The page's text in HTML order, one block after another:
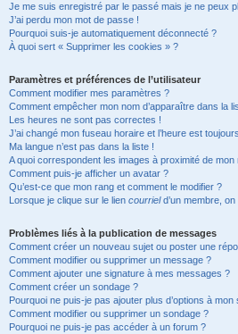
Je me suis enregistré par le passé mais je ne peux
J’ai perdu mon mot de passe !
Pourquoi suis-je automatiquement déconnecté ?
À quoi sert « Supprimer les cookies » ?
Paramètres et préférences de l’utilisateur
Comment modifier mes paramètres ?
Comment empêcher mon nom d’apparaître dans la
Les heures ne sont pas correctes !
J’ai changé mon fuseau horaire et l’heure est
Ma langue n’est pas dans la liste !
A quoi correspondent les images à proximité de mon
Comment puis-je afficher un avatar ?
Qu’est-ce que mon rang et comment le modifier ?
Lorsque je clique sur le lien courrield’un membre,
Problèmes liés à la publication de messages
Comment créer un nouveau sujet ou poster une
Comment modifier ou supprimer un message ?
Comment ajouter une signature à mes messages ?
Comment créer un sondage ?
Pourquoi ne puis-je pas ajouter plus d’options à mon
Comment modifier ou supprimer un sondage ?
Pourquoi ne puis-je pas accéder à un forum ?